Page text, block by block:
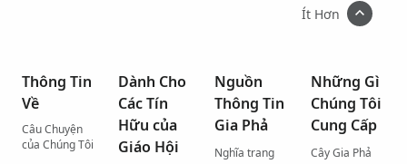
Ít Hơn
Thông Tin
Về
Câu Chuyện
của Chúng Tôi
Dành Cho
Các Tín
Hữu của
Giáo Hội
Nguồn
Thông Tin
Gia Phả
Nghĩa trang
Những Gì
Chúng Tôi
Cung Cấp
Cây Gia Phả